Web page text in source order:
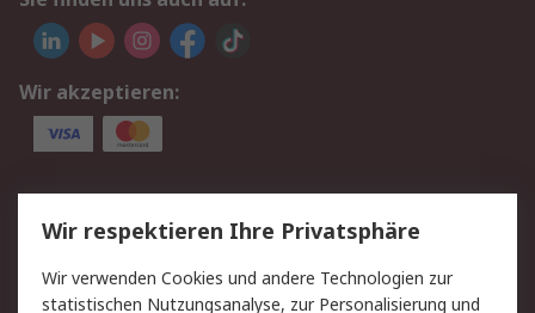
Wir akzeptieren:
Service
Value Added Services
Lieferlösungen
Rücksendungen
Kontakt
Wir respektieren Ihre Privatsphäre
Wir verwenden Cookies und andere Technologien zur
statistischen Nutzungsanalyse, zur Personalisierung und